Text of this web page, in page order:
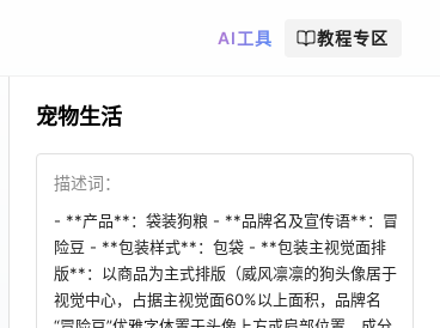
AI工具 教程专区
宠物生活
描述词：
- **产品**：袋装狗粮 - **品牌名及宣传语**：冒
险豆 - **包装样式**：包袋 - **包装主视觉面排
版**：以商品为主式排版（威风凛凛的狗头像居于
视觉中心，占据主视觉面60%以上面积，品牌名